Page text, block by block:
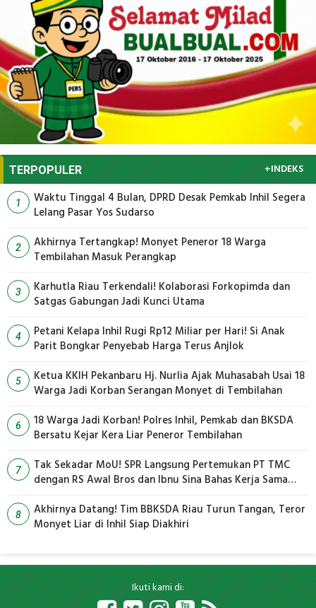
TERPOPULER +INDEKS
1
Waktu Tinggal 4 Bulan, DPRD Desak Pemkab Inhil Segera
Lelang Pasar Yos Sudarso
2
Akhirnya Tertangkap! Monyet Peneror 18 Warga
Tembilahan Masuk Perangkap
3
Karhutla Riau Terkendali! Kolaborasi Forkopimda dan
Satgas Gabungan Jadi Kunci Utama
4
Petani Kelapa Inhil Rugi Rp12 Miliar per Hari! Si Anak
Parit Bongkar Penyebab Harga Terus Anjlok
5
Ketua KKIH Pekanbaru Hj. Nurlia Ajak Muhasabah Usai 18
Warga Jadi Korban Serangan Monyet di Tembilahan
6
18 Warga Jadi Korban! Polres Inhil, Pemkab dan BKSDA
Bersatu Kejar Kera Liar Peneror Tembilahan
7
Tak Sekadar MoU! SPR Langsung Pertemukan PT TMC
dengan RS Awal Bros dan Ibnu Sina Bahas Kerja Sama
8
Akhirnya Datang! Tim BBKSDA Riau Turun Tangan, Teror
Monyet Liar di Inhil Siap Diakhiri
Ikuti kami di: